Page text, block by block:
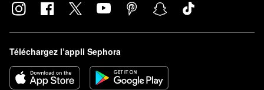
Téléchargez l’appli Sephora